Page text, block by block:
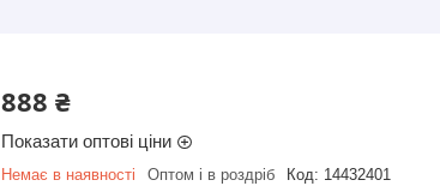
888 ₴
Показати оптові ціни
Немає в наявності Оптом і в роздріб Код: 14432401